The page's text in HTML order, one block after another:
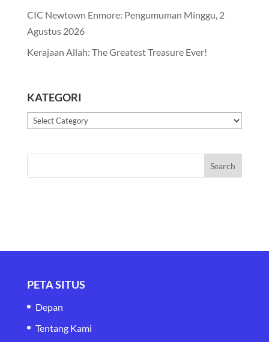
CIC Newtown Enmore: Pengumuman Minggu, 2
Agustus 2026
Kerajaan Allah: The Greatest Treasure Ever!
KATEGORI
Kategori
PETA SITUS
Depan
Tentang Kami